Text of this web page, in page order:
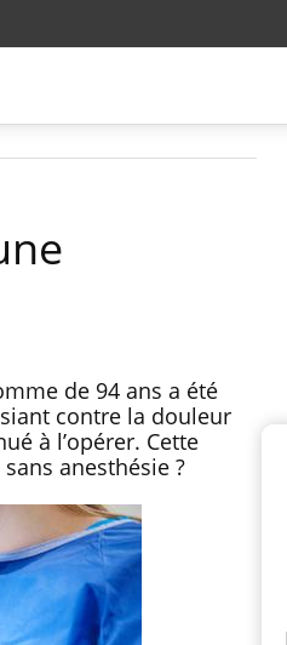
de 94 ans a été
contre la douleur
à l’opérer. Cette
anesthésie ?